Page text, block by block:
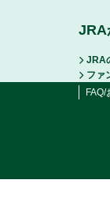
JRA
JRA
ファ